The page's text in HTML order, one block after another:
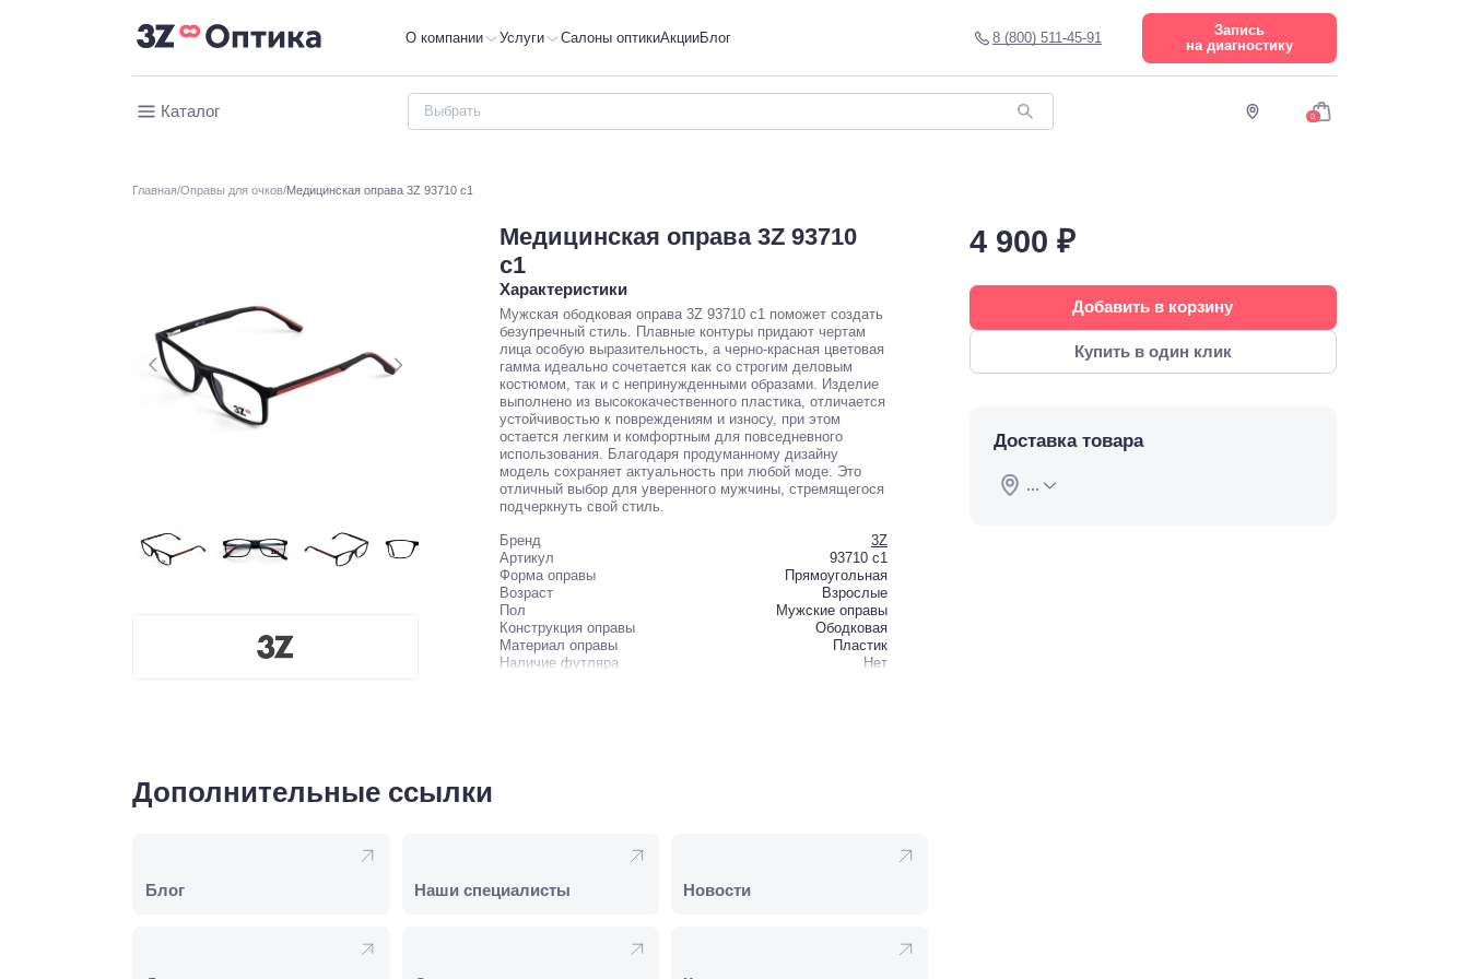
О компании Услуги Салоны оптикиАкцииБлог 8 (800) 511-45-91
Запись
на диагностику
Каталог 0
Главная Оправы для очков Медицинская оправа 3Z 93710 c1
Медицинская оправа 3Z 93710
c1
Характеристики
Мужская ободковая оправа 3Z 93710 c1 поможет создать
безупречный стиль. Плавные контуры придают чертам
лица особую выразительность, а черно-красная цветовая
гамма идеально сочетается как со строгим деловым
костюмом, так и с непринужденными образами. Изделие
выполнено из высококачественного пластика, отличается
устойчивостью к повреждениям и износу, при этом
остается легким и комфортным для повседневного
использования. Благодаря продуманному дизайну
модель сохраняет актуальность при любой моде. Это
отличный выбор для уверенного мужчины, стремящегося
подчеркнуть свой стиль.
Бренд
3Z
Артикул
93710 c1
Форма оправы
Прямоугольная
Возраст
Взрослые
Пол
Мужские оправы
Конструкция оправы
Ободковая
Материал оправы
Пластик
Наличие футляра
Нет
4 900 ₽
Добавить в корзину
Купить в один клик
Доставка товара
...
Дополнительные ссылки
Блог Наши специалисты Новости